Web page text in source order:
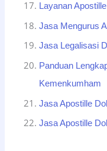
Layanan
Jasa Mengurus
Jasa Legalisasi
Panduan
Kemenkumham
Jasa Apostille
Jasa Apostille